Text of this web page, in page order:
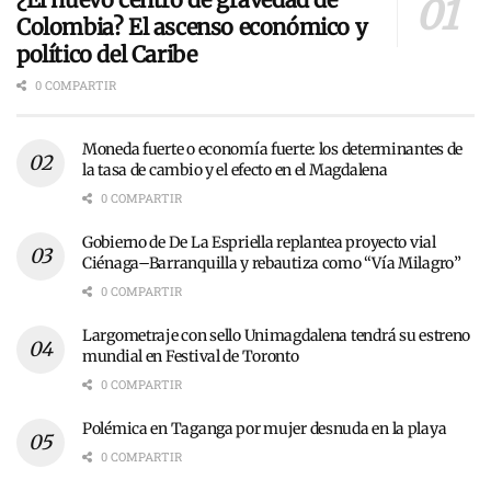
Colombia? El ascenso económico y
político del Caribe
0 COMPARTIR
Moneda fuerte o economía fuerte: los determinantes de
la tasa de cambio y el efecto en el Magdalena
0 COMPARTIR
Gobierno de De La Espriella replantea proyecto vial
Ciénaga–Barranquilla y rebautiza como “Vía Milagro”
0 COMPARTIR
Largometraje con sello Unimagdalena tendrá su estreno
mundial en Festival de Toronto
0 COMPARTIR
Polémica en Taganga por mujer desnuda en la playa
0 COMPARTIR